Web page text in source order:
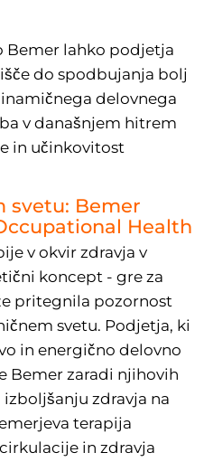
lahko podjetja
do spodbujanja bolj
delovnega
v današnjem hitrem
in učinkovitost
svetu: Bemer
Health
v okvir zdravja v
koncept - gre za
pritegnila pozornost
svetu. Podjetja, ki
in energično delovno
Bemer zaradi njihovih
zdravja na
terapija
in zdravja